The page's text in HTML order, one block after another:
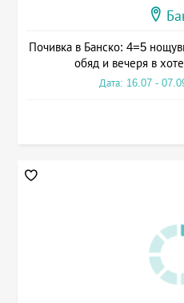
Почивка в Банско: 4=5
обяд и вечеря в
Дата: 16.07 -